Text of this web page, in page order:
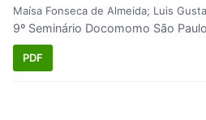
Maísa Fonseca de Almeida; Luis
9º Seminário Docomomo São
PDF